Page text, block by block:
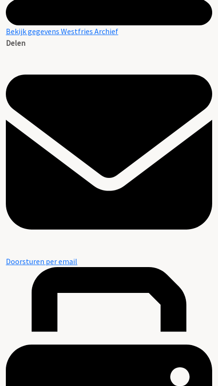
Bekijk gegevens Westfries Archief
Delen
Doorsturen per email